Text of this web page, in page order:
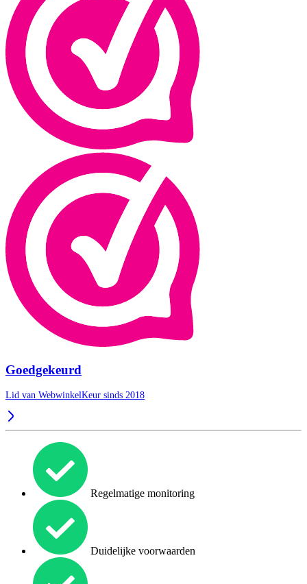
Goedgekeurd
Lid van WebwinkelKeur sinds 2018
Regelmatige monitoring
Duidelijke voorwaarden